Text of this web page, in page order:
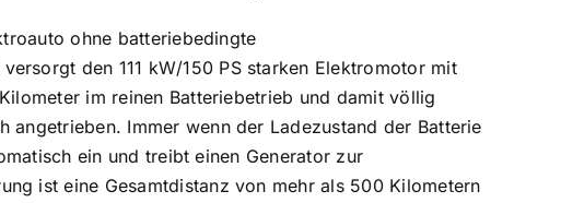
ohne batteriebedingte
den 111 kW/150 PS starken Elektromotor mit
im reinen Batteriebetrieb und damit völlig
Immer wenn der Ladezustand der Batterie
ein und treibt einen Generator zur
ist eine Gesamtdistanz von mehr als 500 Kilometern